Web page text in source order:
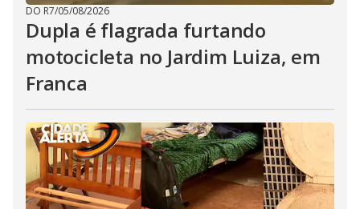
DO R7/05/08/2026
Dupla é flagrada furtando
motocicleta no Jardim Luiza, em
Franca